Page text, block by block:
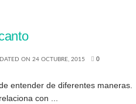
ON 24 OCTUBRE, 2015 0
entender de diferentes maneras.
con ...